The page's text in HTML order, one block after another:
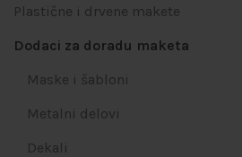
Plastične i drvene makete
Dodaci za doradu maketa
Maske i šabloni
Metalni delovi
Dekali